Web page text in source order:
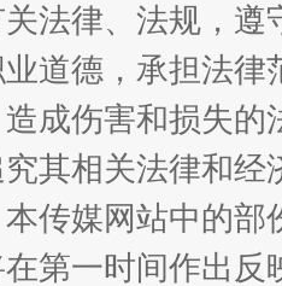
" "炒
法律、法规，
道德，承担法
成伤害和损失
其相关法律和
传媒网站中的
第一时间作出